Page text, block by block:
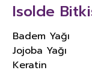
Isolde
Badem Yağı
Jojoba Yağı
Keratin